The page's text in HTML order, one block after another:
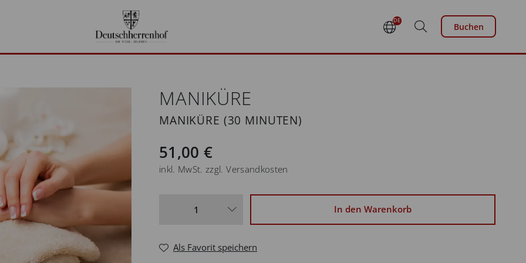
DE
Buchen
MANIKÜRE
MANIKÜRE (30 MINUTEN)
51,00 €
inkl. MwSt. zzgl. Versandkosten
In den Warenkorb
Als Favorit speichern